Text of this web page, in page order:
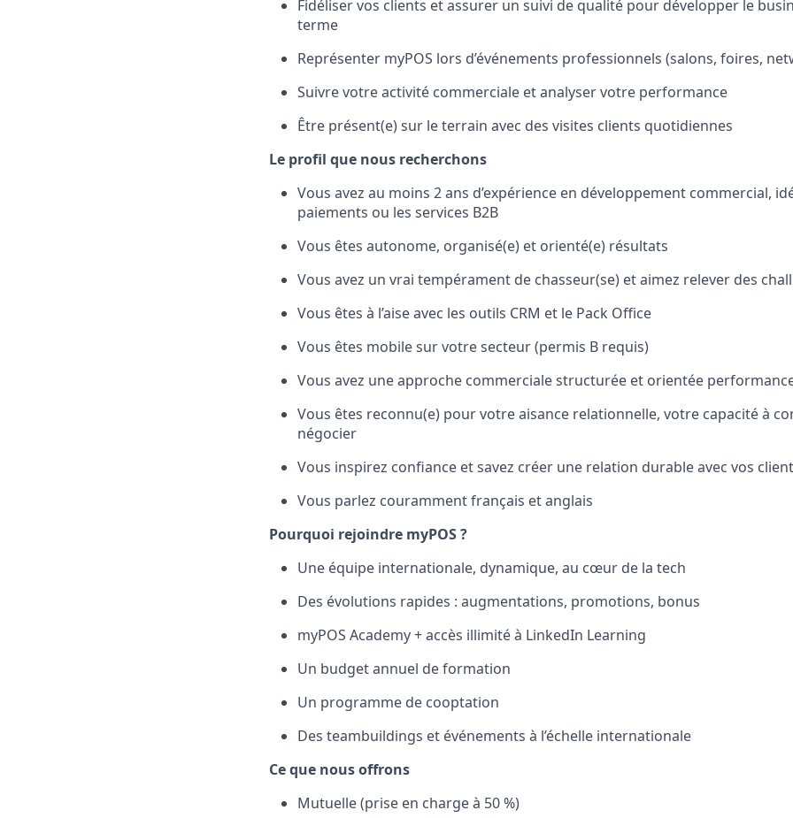
Fidéliser vos clients et assurer un suivi de qualité pour développer le
terme
Représenter myPOS lors d’événements professionnels (salons, foires,
Suivre votre activité commerciale et analyser votre performance
Être présent(e) sur le terrain avec des visites clients quotidiennes
Le profil que nous recherchons
Vous avez au moins 2 ans d’expérience en développement commercial,
paiements ou les services B2B
Vous êtes autonome, organisé(e) et orienté(e) résultats
Vous avez un vrai tempérament de chasseur(se) et aimez relever des
Vous êtes à l’aise avec les outils CRM et le Pack Office
Vous êtes mobile sur votre secteur (permis B requis)
Vous avez une approche commerciale structurée et orientée
Vous êtes reconnu(e) pour votre aisance relationnelle, votre capacité à
négocier
Vous inspirez confiance et savez créer une relation durable avec vos
Vous parlez couramment français et anglais
Pourquoi rejoindre myPOS ?
Une équipe internationale, dynamique, au cœur de la tech
Des évolutions rapides : augmentations, promotions, bonus
myPOS Academy + accès illimité à LinkedIn Learning
Un budget annuel de formation
Un programme de cooptation
Des teambuildings et événements à l’échelle internationale
Ce que nous offrons
Mutuelle (prise en charge à 50 %)